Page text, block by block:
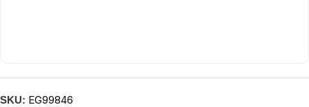
SKU: EG99846